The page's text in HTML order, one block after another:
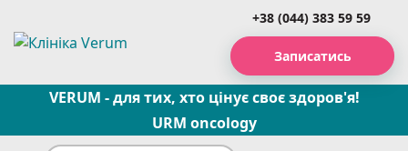
+38 (044) 383 59 59
Записатись
VERUM - для тих, хто цінує своє здоров'я!
URM oncology